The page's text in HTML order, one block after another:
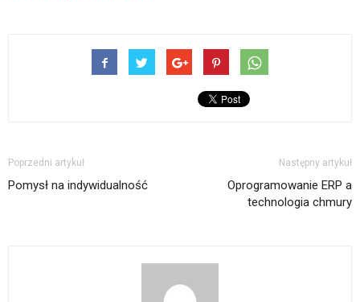
Poprzedni artykuł
Pomysł na indywidualność
Następny artykuł
Oprogramowanie ERP a
technologia chmury